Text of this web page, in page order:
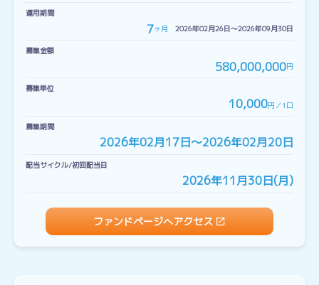
運用期間
7ヶ月 2026年02月26日〜2026年09月30日
募集金額
580,000,000円
募集単位
10,000円／1口
募集期間
2026年02月17日〜2026年02月20日
配当サイクル/初回配当日
2026年11月30日(月)
ファンドページへアクセス